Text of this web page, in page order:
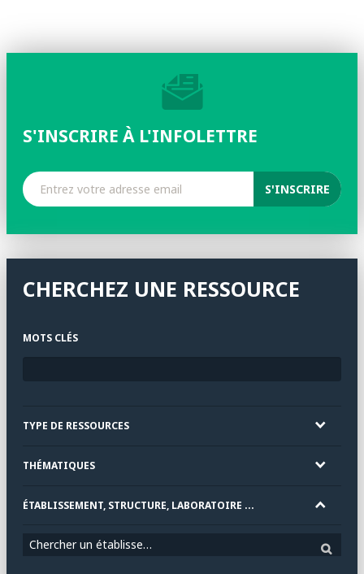
S'INSCRIRE À L'INFOLETTRE
CHERCHEZ UNE RESSOURCE
MOTS CLÉS
TYPE DE RESSOURCES
THÉMATIQUES
ÉTABLISSEMENT, STRUCTURE, LABORATOIRE ...
Chercher un établissement